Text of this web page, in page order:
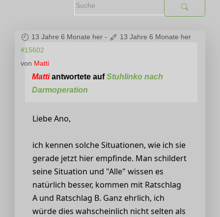
13 Jahre 6 Monate her -
13 Jahre 6 Monate her
#15602
von Matti
Mattiantwortete aufStuhlinko nach
Darmoperation
Liebe Ano,
ich kennen solche Situationen, wie ich sie
gerade jetzt hier empfinde. Man schildert
seine Situation und "Alle" wissen es
natürlich besser, kommen mit Ratschlag
A und Ratschlag B. Ganz ehrlich, ich
würde dies wahscheinlich nicht selten als